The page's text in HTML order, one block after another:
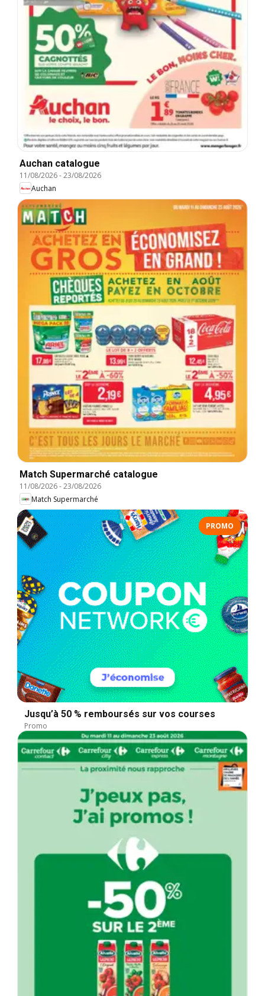
Auchan catalogue
11/08/2026-23/08/2026
Auchan
Match Supermarché catalogue
11/08/2026-23/08/2026
Match Supermarché
PROMO
Jusqu’à 50 % remboursés sur vos courses
Promo